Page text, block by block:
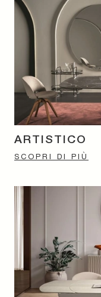
ARTISTICO
SCOPRI DI PIÙ